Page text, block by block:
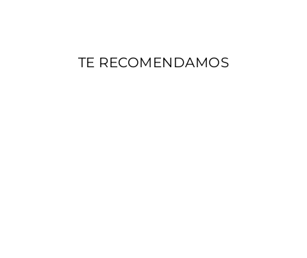
TE RECOMENDAMOS